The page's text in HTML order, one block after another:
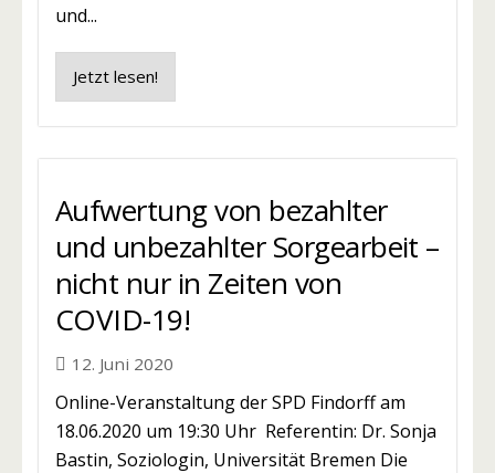
und...
Jetzt lesen!
Aufwertung von bezahlter
und unbezahlter Sorgearbeit –
nicht nur in Zeiten von
COVID-19!
12. Juni 2020
Online-Veranstaltung der SPD Findorff am
18.06.2020 um 19:30 Uhr Referentin: Dr. Sonja
Bastin, Soziologin, Universität Bremen Die